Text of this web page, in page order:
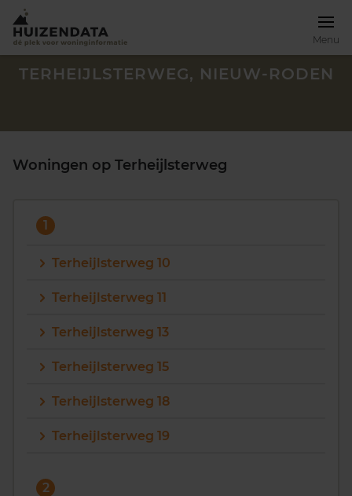
Menu
088 220 4200
Maandag t/m vrijdag - 08:00 -18:00
TERHEIJLSTERWEG, NIEUW-RODEN
Woningen op Terheijlsterweg
1
Terheijlsterweg 10
Terheijlsterweg 11
Terheijlsterweg 13
Terheijlsterweg 15
Terheijlsterweg 18
Terheijlsterweg 19
2